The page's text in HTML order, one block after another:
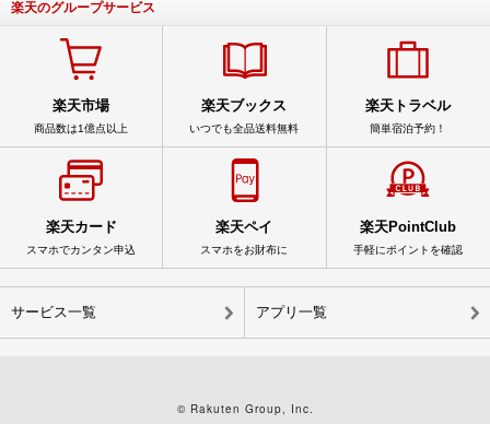
楽天のグループサービス
楽天市場
商品数は1億点以上
楽天ブックス
いつでも全品送料無料
楽天トラベル
簡単宿泊予約！
楽天カード
スマホでカンタン申込
楽天ペイ
スマホをお財布に
楽天PointClub
手軽にポイントを確認
サービス一覧 アプリ一覧
© Rakuten Group, Inc.